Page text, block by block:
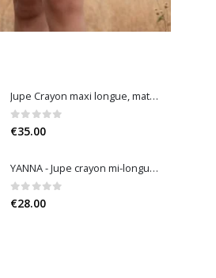
Jupe Crayon maxi longue, matiere gainante, fente sur le côté (Noir / Blanc)
0sur 5
€35.00
YANNA - Jupe crayon mi-longue matière gainante, fente arrière et fermeture invisible (Noir / Bleu Nuit / Bleu Roi)
0sur 5
€28.00